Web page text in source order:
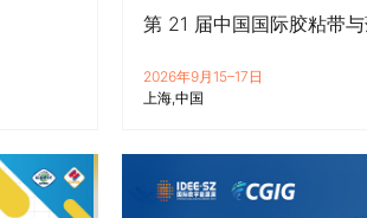
第 21 届中国国际胶粘带
2026年9月15–17日
上海 中国